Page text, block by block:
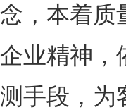
念，本着质
企业精神，
测手段，为